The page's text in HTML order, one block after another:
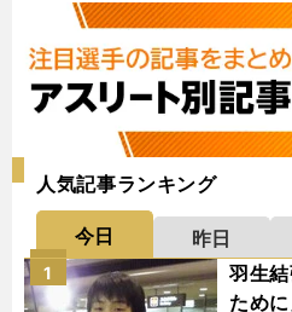
人気記事ランキング
今日 昨日
羽生
ため
1